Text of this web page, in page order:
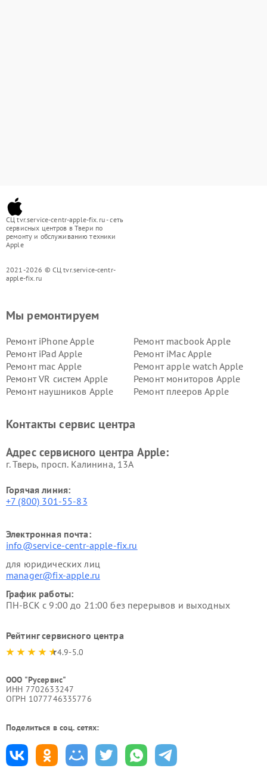
СЦ tvr.service-centr-apple-fix.ru - сеть
сервисных центров в Твери по
ремонту и обслуживанию техники
Apple
2021-2026 © СЦ tvr.service-centr-
apple-fix.ru
Мы ремонтируем
Ремонт iPhone Apple
Ремонт macbook Apple
Ремонт iPad Apple
Ремонт iMac Apple
Ремонт mac Apple
Ремонт apple watch Apple
Ремонт VR систем Apple
Ремонт мониторов Apple
Ремонт наушников Apple
Ремонт плееров Apple
Контакты сервис центра
Адрес сервисного центра Apple:
г. Тверь, просп. Калинина, 13А
Горячая линия:
+7 (800) 301-55-83
Электронная почта:
info@service-centr-apple-fix.ru
для юридических лиц
manager@fix-apple.ru
График работы:
ПН-ВСК с 9:00 до 21:00 без перерывов и выходных
Рейтинг сервисного центра
4.9-5.0
ООО "Русервис"
ИНН 7702633247
ОГРН 1077746335776
Поделиться в соц. сетях: